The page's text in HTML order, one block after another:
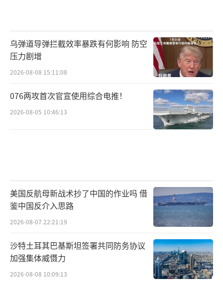
乌弹道导弹拦截效率暴跌有何影响 防空
压力剧增
2026-08-08 15:11:08
076两攻首次官宣使用综合电推！
2026-08-05 10:46:13
美国反航母新战术抄了中国的作业吗 借
鉴中国反介入思路
2026-08-07 22:21:19
沙特土耳其巴基斯坦签署共同防务协议
加强集体威慑力
2026-08-08 10:09:13